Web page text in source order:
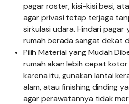
pagar roster, kisi-kisi besi,
agar privasi tetap terjaga
sirkulasi udara. Hindari
rumah berada sangat dekat
Pilih Material yang Mudah
rumah akan lebih cepat kotor
karena itu, gunakan lantai
alam, atau finishing dinding
agar perawatannya tidak